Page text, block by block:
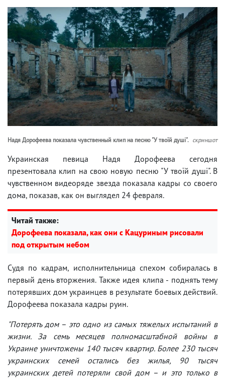
Надя Дорофеева показала чувственный клип на песню "У твоїй душі". скриншот
Украинская певица Надя Дорофеева сегодня
презентовала клип на свою новую песню "У твоїй душі". В
чувственном видеоряде звезда показала кадры со своего
дома, показав, как он выглядел 24 февраля.
Читай также:
Дорофеева показала, как они с Кацуриным рисовали
под открытым небом
Судя по кадрам, исполнительница спехом собиралась в
первый день вторжения. Также идея клипа - поднять тему
потерявших дом украинцев в результате боевых действий.
Дорофеева показала кадры руин.
"Потерять дом – это одно из самых тяжелых испытаний в
жизни. За семь месяцев полномасштабной войны в
Украине уничтожены 140 тысяч квартир. Более 230 тысяч
украинских семей остались без жилья, 90 тысяч
украинских детей потеряли свой дом – и это только в